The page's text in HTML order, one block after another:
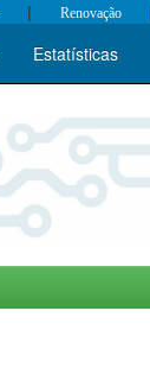
| Renovação
Estatísticas